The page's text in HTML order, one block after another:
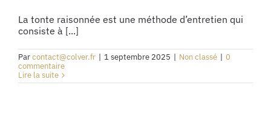
La tonte raisonnée est une méthode d’entretien qui
consiste à [...]
Parcontact@colver.fr | 1 septembre 2025 | Non classé | 0
commentaire
Lire la suite